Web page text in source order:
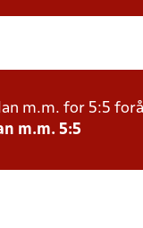
m.m. for 5:5
m.m. 5:5